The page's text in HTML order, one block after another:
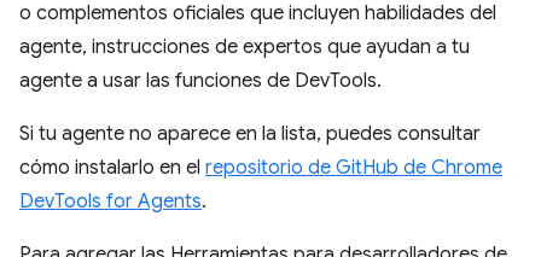
o complementos oficiales que incluyen habilidades del
agente, instrucciones de expertos que ayudan a tu
agente a usar las funciones de DevTools.
Si tu agente no aparece en la lista, puedes consultar
cómo instalarlo en el repositorio de GitHub de Chrome
DevTools for Agents.